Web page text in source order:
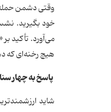
وقتی دشمن حمله
خود بگیرید.
می‌آورد. تأکید
هیچ رخنه‌ای که
پاسخ به چهار
شاید